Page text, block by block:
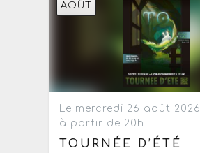
AOÛT
Le mercredi 26 août 2026
à partir de 20h
TOURNÉE D’ÉTÉ